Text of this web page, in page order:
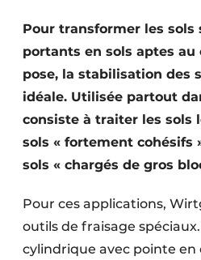
Video’s
Construction bois
Contrôle d’accès
Éclairage
Fondations
Pour transformer les sols
portants en sols aptes au
pose, la stabilisation des
idéale. Utilisée partout
consiste à traiter les sols
sols « fortement cohésifs
sols « chargés de gros
Pour ces applications,
outils de fraisage
cylindrique avec pointe en